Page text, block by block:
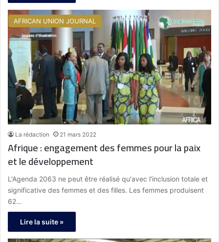
AFRICAN UNION JOURNAL
La rédaction 21 mars 2022
Afrique : engagement des femmes pour la paix
et le développement
L'Agenda 2063 ne peut être réalisé qu'avec l'inclusion totale et
significative des femmes et des filles. Les femmes produisent
62…
Lire la suite »